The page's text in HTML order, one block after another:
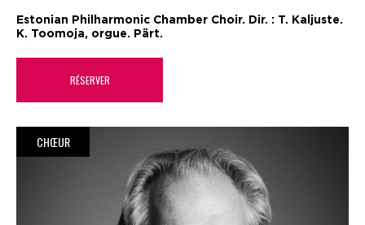
Estonian Philharmonic Chamber Choir. Dir. : T. Kaljuste.
K. Toomoja, orgue. Pärt.
RÉSERVER
CHŒUR